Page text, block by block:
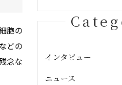
胞の
どの
念な
インタビュー
ニュース